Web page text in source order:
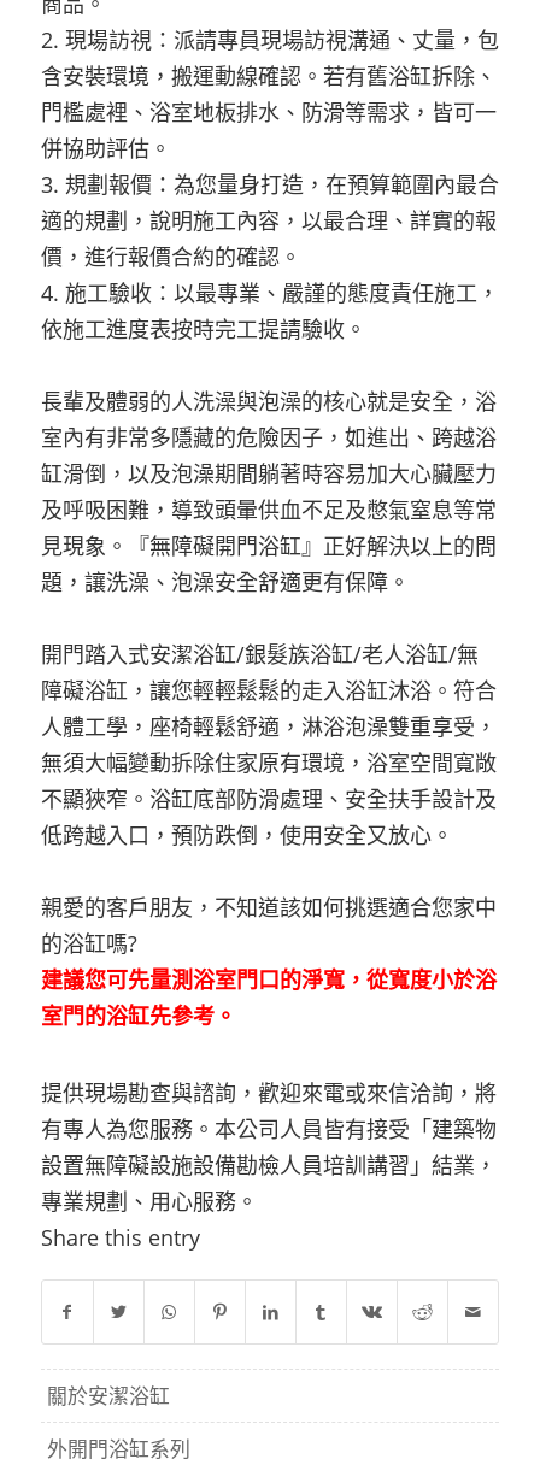
2. 現場訪視：派請專員現場訪視溝通、丈量，包
含安裝環境，搬運動線確認。若有舊浴缸拆除、
門檻處裡、浴室地板排水、防滑等需求，皆可一
併協助評估。
3. 規劃報價：為您量身打造，在預算範圍內最合
適的規劃，說明施工內容，以最合理、詳實的報
價，進行報價合約的確認。
4. 施工驗收：以最專業、嚴謹的態度責任施工，
依施工進度表按時完工提請驗收。
長輩及體弱的人洗澡與泡澡的核心就是安全，浴
室內有非常多隱藏的危險因子，如進出、跨越浴
缸滑倒，以及泡澡期間躺著時容易加大心臟壓力
及呼吸困難，導致頭暈供血不足及憋氣窒息等常
見現象。『無障礙開門浴缸』正好解決以上的問
題，讓洗澡、泡澡安全舒適更有保障。
開門踏入式安潔浴缸/銀髮族浴缸/老人浴缸/無
障礙浴缸，讓您輕輕鬆鬆的走入浴缸沐浴。符合
人體工學，座椅輕鬆舒適，淋浴泡澡雙重享受，
無須大幅變動拆除住家原有環境，浴室空間寬敞
不顯狹窄。浴缸底部防滑處理、安全扶手設計及
低跨越入口，預防跌倒，使用安全又放心。
親愛的客戶朋友，不知道該如何挑選適合您家中
的浴缸嗎?
建議您可先量測浴室門口的淨寬，從寬度小於浴
室門的浴缸先參考。
提供現場勘查與諮詢，歡迎來電或來信洽詢，將
有專人為您服務。本公司人員皆有接受「建築物
設置無障礙設施設備勘檢人員培訓講習」結業，
專業規劃、用心服務。
Share this entry
關於安潔浴缸
外開門浴缸系列